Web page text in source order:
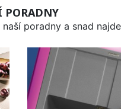
PORADNY
poradny a snad